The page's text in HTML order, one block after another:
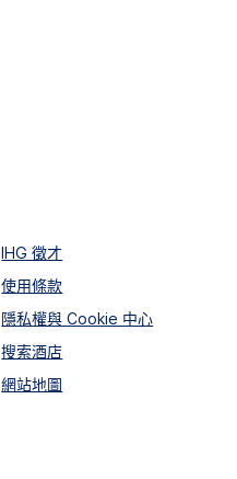
IHG 徵才
使用條款
隱私權與 Cookie 中心
搜索酒店
網站地圖